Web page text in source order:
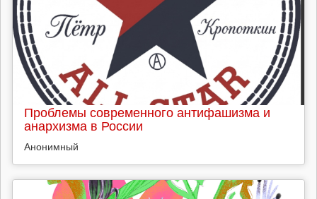
Проблемы современного антифашизма и
анархизма в России
Анонимный